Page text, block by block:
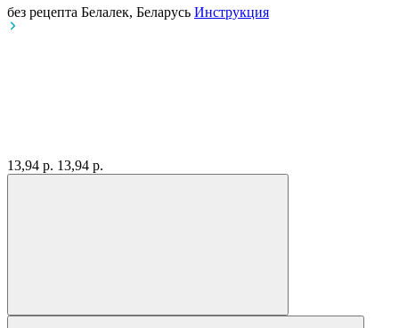
без рецепта Белалек, Беларусь Инструкция
13,94 р. 13,94 р.